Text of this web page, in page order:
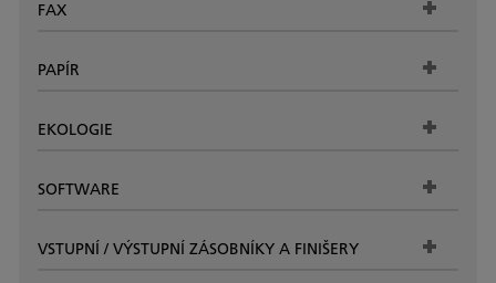
FAX
PAPÍR
EKOLOGIE
SOFTWARE
VSTUPNÍ / VÝSTUPNÍ ZÁSOBNÍKY A FINIŠERY